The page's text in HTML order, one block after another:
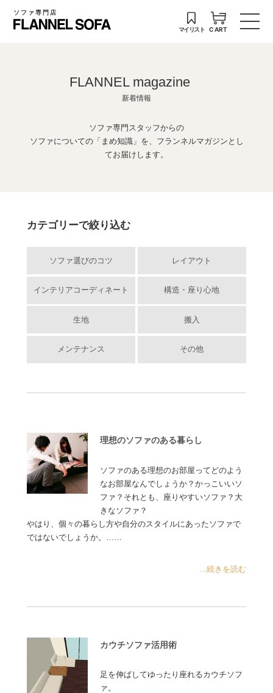
ソファ専門店
マイリスト CART
FLANNEL magazine
新着情報
ソファ専門スタッフからの
ソファについての「まめ知識」を、フランネルマガジンとし
てお届けします。
カテゴリーで絞り込む
ソファ選びのコツ レイアウト
インテリアコーディネート 構造・座り心地
生地 搬入
メンテナンス その他
理想のソファのある暮らし
ソファのある理想のお部屋ってどのよう
なお部屋なんでしょうか？かっこいいソ
ファ？それとも、座りやすいソファ？大
きなソファ？
やはり、個々の暮らし方や自分のスタイルにあったソファで
ではないでしょうか。……
...続きを読む
カウチソファ活用術
足を伸ばしてゆったり座れるカウチソフ
ァ。